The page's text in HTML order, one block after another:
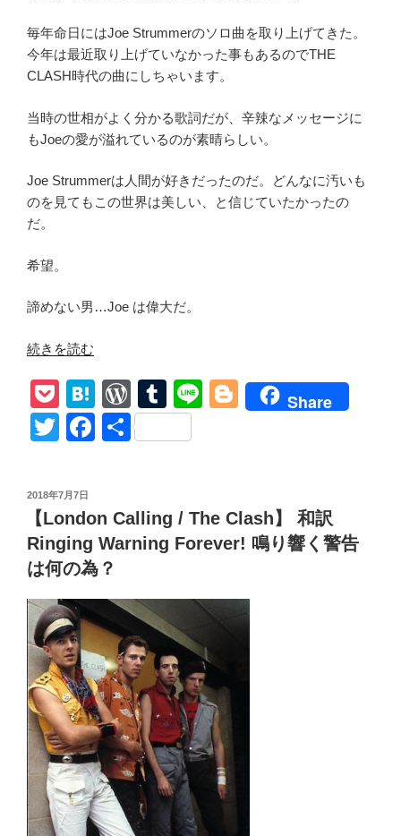
毎年命日にはJoe Strummerのソロ曲を取り上げてきた。
今年は最近取り上げていなかった事もあるのでTHE
CLASH時代の曲にしちゃいます。
当時の世相がよく分かる歌詞だが、辛辣なメッセージに
もJoeの愛が溢れているのが素晴らしい。
Joe Strummerは人間が好きだったのだ。どんなに汚いも
のを見てもこの世界は美しい、と信じていたかったの
だ。
希望。
諦めない男…Joe は偉大だ。
“The
Riot】
和
訳
い
解
説
仲
に
な
る
い?
A
Riot
My
Own”
の
続きを読む
P
o
ck
H
at
e
a
W
or
d
e
ss
T
u
m
r
Li
Bl
er
Share
T
tt
er
F
e
b
o
o
k
共
投
日:
2018年7月7日
【London Calling / The Clash】 和訳
Ringing Warning Forever! 鳴り響く警告
は何の為？